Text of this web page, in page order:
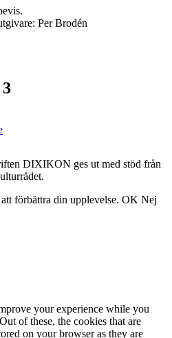
Per Brodén
DIXIKON ges ut med stöd från
förbättra din upplevelse. OK Nej
your experience while you
of these, the cookies that are
on your browser as they are